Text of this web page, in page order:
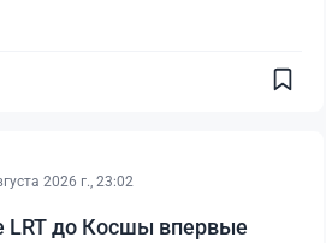
2026 г., 23:02
LRT до Косшы впервые